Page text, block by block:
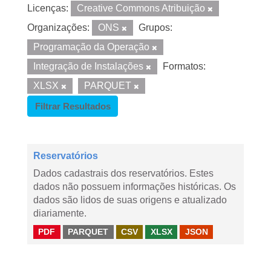
Licenças:
Creative Commons Atribuição
Organizações:
ONS
Grupos:
Programação da Operação
Integração de Instalações
Formatos:
XLSX
PARQUET
Filtrar Resultados
Reservatórios
Dados cadastrais dos reservatórios. Estes
dados não possuem informações históricas. Os
dados são lidos de suas origens e atualizado
diariamente.
PDF PARQUET CSV XLSX JSON